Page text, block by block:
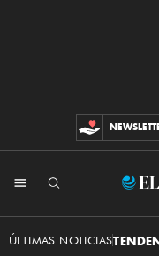
ÚLTIMAS NOTICIAS